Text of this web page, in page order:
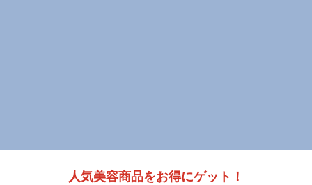
人気美容商品をお得にゲット！